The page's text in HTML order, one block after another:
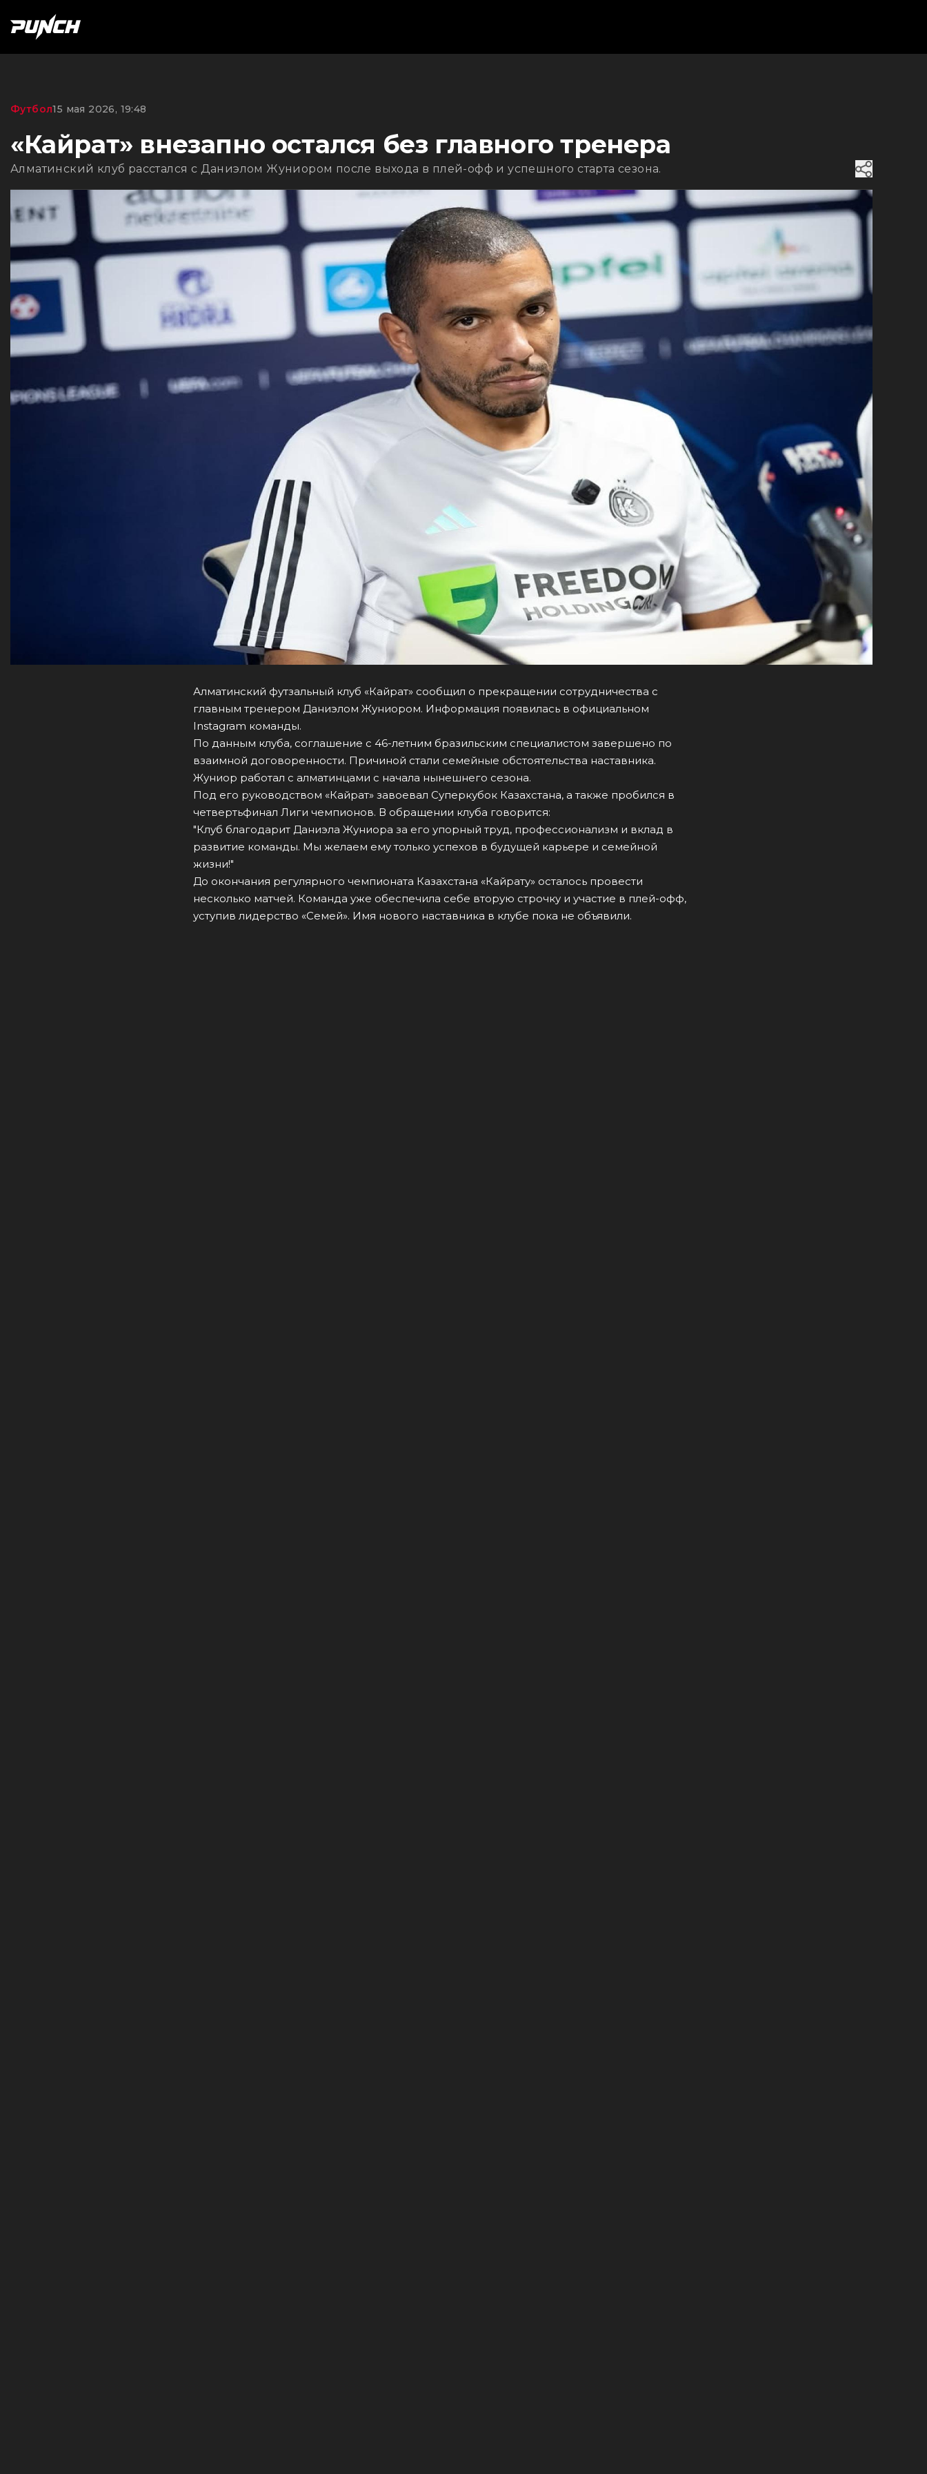
Футбол15 мая 2026, 19:48
«Кайрат» внезапно остался без главного тренера
Алматинский клуб расстался с Даниэлом Жуниором после выхода в плей-офф и успешного старта сезона.
Алматинский футзальный клуб «Кайрат» сообщил о прекращении сотрудничества с
главным тренером Даниэлом Жуниором. Информация появилась в официальном
Instagram команды.
По данным клуба, соглашение с 46-летним бразильским специалистом завершено по
взаимной договоренности. Причиной стали семейные обстоятельства наставника.
Жуниор работал с алматинцами с начала нынешнего сезона.
Под его руководством «Кайрат» завоевал Суперкубок Казахстана, а также пробился в
четвертьфинал Лиги чемпионов. В обращении клуба говорится:
"Клуб благодарит Даниэла Жуниора за его упорный труд, профессионализм и вклад в
развитие команды. Мы желаем ему только успехов в будущей карьере и семейной
жизни!"
До окончания регулярного чемпионата Казахстана «Кайрату» осталось провести
несколько матчей. Команда уже обеспечила себе вторую строчку и участие в плей-офф,
уступив лидерство «Семей». Имя нового наставника в клубе пока не объявили.